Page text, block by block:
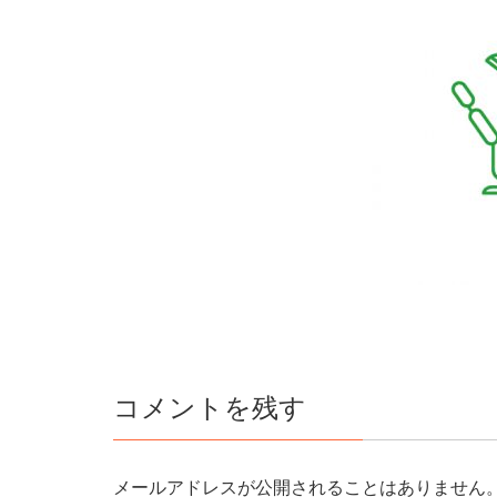
コメントを残す
メールアドレスが公開されることはありません